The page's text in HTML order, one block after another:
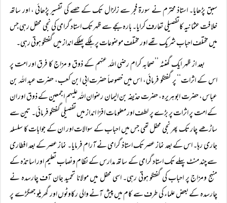
سبق پڑھایا۔ استاذ محترم نے سورۃ فجر سے زلزال تک کے حصے کی تفسیر پڑھائی ، اور ساتھ
خلافت عثمانیہ کاتفصیلی تعارف کرایا۔ بارہ بجے سے ظہر تک استاد گرامی کی نجی محفل رہی جس
میں مختلف احباب شریک تھے اور مختلف موضوعات پر ہلکے پھلکے انداز میں گفتگو ہوتی رہی۔
بعد از ظہر ایک گھنٹہ ’’صحابہ کرام رضی اللہ عنہم کے ذوق و مزاج کا فرق اور امت پر
اس کے اثرات‘‘ پر گفتگو فرمائی، اس میں خصوصاً حضرت ابی ابن کعب، حضرت عبد اللہ بن
عباس، حضرت ابو ہریرہ، حضرت حذیفہ بن الیمان رضوان اللہ علیہم اجمعین کے ذوق اور ان
کے امت پر اثرات پر بڑے پر لطف اور معلومات افزا انداز میں تفصیلی گفتگو فرمائی۔ تین سے
ساڑھے چار تک پھر نجی محفل تھی جس میں احباب کے سوالات اور ان کے جوابات کا سلسلہ
جاری رہا۔ اس کے بعد نماز عصر تک استاذ گرامی نے آرام فرمایا۔ نماز عصر کے بعد افطاری
سے چند منٹ پہلے تک استاد گرامی کے ساتھ مدارس کے نظام ونصاب تعلیم اور اساتذہ کے
منہج ومزاج پر احباب کی گفتگو ہوتی رہی۔ اسی محفل میں مولانا تحمید جان آف چارسدہ نے
چارسدہ کے بعض علماء کی طرف سے کام میں پیش آنے والی رکاوٹوں اور گھریلو جھگڑے پر